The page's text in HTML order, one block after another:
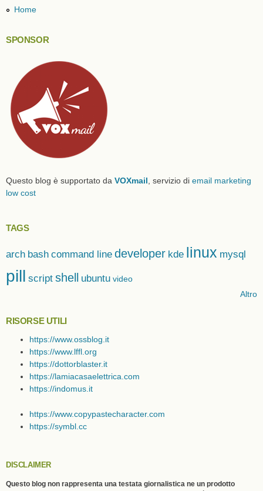
Home
SPONSOR
Questo blog è supportato da VOXmail , servizio di email marketing
low cost
TAGS
arch bash command line developer kde linux mysql
pill script shell ubuntu video
Altro
RISORSE UTILI
https://www.ossblog.it
https://www.lffl.org
https://dottorblaster.it
https://lamiacasaelettrica.com
https://indomus.it
https://www.copypastecharacter.com
https://symbl.cc
DISCLAIMER
Questo blog non rappresenta una testata giornalistica ne un prodotto